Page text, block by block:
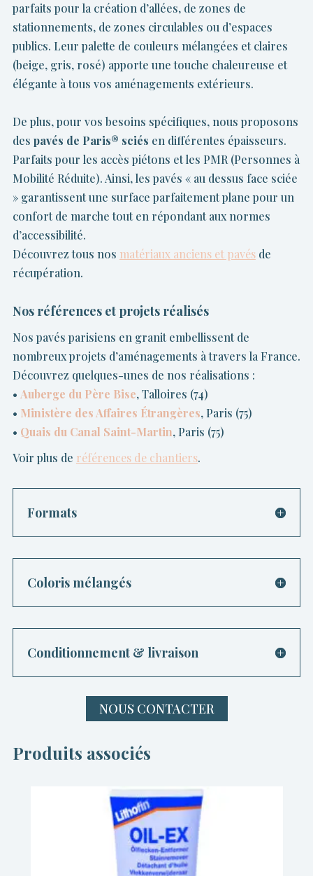
parfaits pour la création d’allées, de zones de
stationnements, de zones circulables ou d’espaces
publics. Leur palette de couleurs mélangées et claires
(beige, gris, rosé) apporte une touche chaleureuse et
élégante à tous vos aménagements extérieurs.
De plus, pour vos besoins spécifiques, nous proposons
des pavés de Paris® sciés en différentes épaisseurs.
Parfaits pour les accès piétons et les PMR (Personnes à
Mobilité Réduite). Ainsi, les pavés « au dessus face sciée
» garantissent une surface parfaitement plane pour un
confort de marche tout en répondant aux normes
d’accessibilité.
Découvrez tous nos matériaux anciens et pavésde
récupération.
Nos références et projets réalisés
Nos pavés parisiens en granit embellissent de
nombreux projets d’aménagements à travers la France.
Découvrez quelques-unes de nos réalisations :
• Auberge du Père Bise, Talloires (74)
• Ministère des Affaires Étrangères, Paris (75)
• Quais du Canal Saint-Martin, Paris (75)
Voir plus de références de chantiers.
Formats
Coloris mélangés
Conditionnement & livraison
NOUS CONTACTER
Produits associés